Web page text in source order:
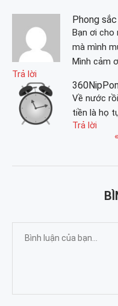
Phong sắc
Bạn ơi cho
mà mình
Mình cảm
Trả lời
Về nước
tiền là họ
Trả lời
«